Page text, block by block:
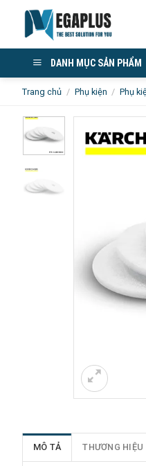
content
DANH MỤC SẢN PHẨM
Trang chủ / Phụ kiện / Phụ
MÔ TẢ THƯƠNG HIỆU